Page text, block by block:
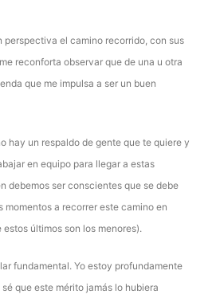
perspectiva el camino recorrido, con sus
reconforta observar que de una u otra
que me impulsa a ser un buen
hay un respaldo de gente que te quiere y
en equipo para llegar a estas
debemos ser conscientes que se debe
momentos a recorrer este camino en
últimos son los menores).
fundamental. Yo estoy profundamente
que este mérito jamás lo hubiera